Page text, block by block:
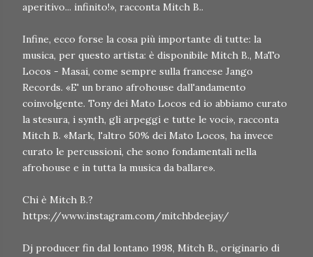
aperitivo... infinito!», racconta Mitch B..
Infine, ecco forse la cosa più importante di tutte: la
musica, per questo artista: è disponibile Mitch B., MaTo
Locos - Masai, come sempre sulla francese Jango
Records. «E' un brano afrohouse dall'andamento
coinvolgente. Tony dei Mato Locos ed io abbiamo curato
la stesura, i synth, gli arpeggi e tutte le voci», racconta
Mitch B. «Mark, l'altro 50% dei Mato Locos, ha invece
curato le percussioni, che sono fondamentali nella
afrohouse e in tutta la musica da ballare».
Chi è Mitch B.?
https://www.instagram.com/mitchbdeejay/
Dj producer fin dal lontano 1998, Mitch B., originario di